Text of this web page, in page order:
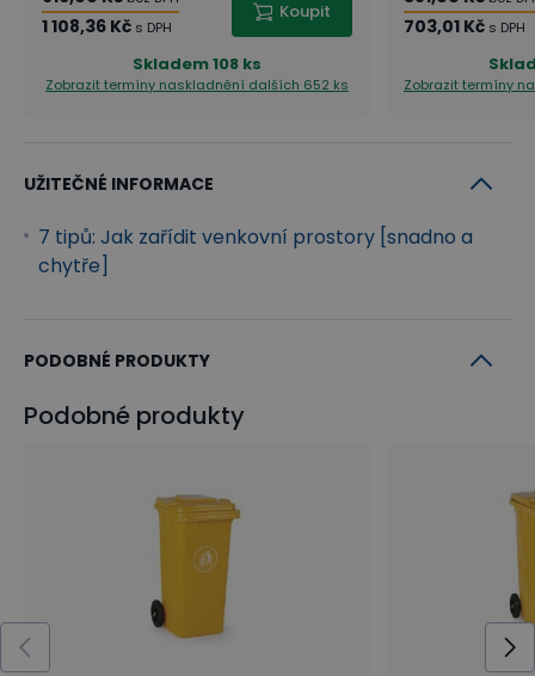
1 108,36 Kč s DPH
Koupit
Skladem108 ks
Zobrazit termíny naskladnění dalších 652 ks
703,01 Kč s DPH
Zobrazit termíny
UŽITEČNÉ INFORMACE
7 tipů: Jak zařídit venkovní prostory [snadno a
chytře]
PODOBNÉ PRODUKTY
Podobné produkty